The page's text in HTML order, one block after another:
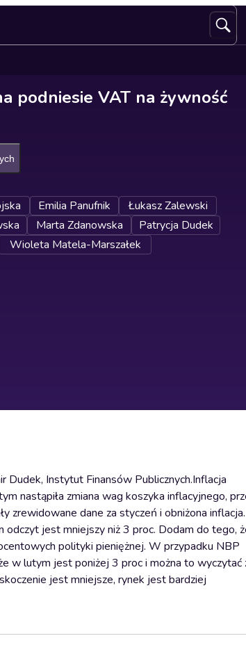
podniesie VAT na żywność
Emilia Panufnik
Łukasz Zalewski
Marta Zdanowska
Patrycja Dudek
Wioleta Matela-Marszałek
Dudek, Instytut Finansów Publicznych.Inflacja
nastąpiła zmiana wag koszyka inflacyjnego,
zrewidowane dane za styczeń i obniżona inflacja.
odczyt jest mniejszy niż 3 proc. Dodam do tego,
polityki pieniężnej. W przypadku NBP
w lutym jest poniżej 3 proc i można to wyczytać
jest mniejsze, rynek jest bardziej